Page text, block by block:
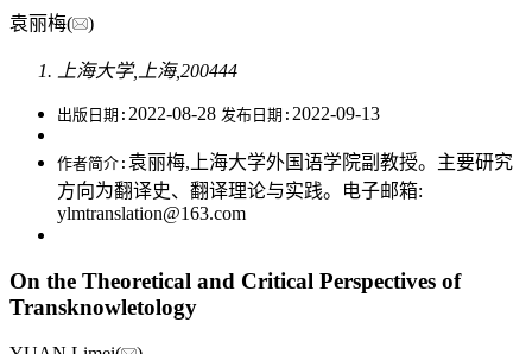
袁丽梅( )
上海大学,上海,200444
出版日期: 2022-08-28 发布日期: 2022-09-13
作者简介: 袁丽梅,上海大学外国语学院副教授。主要研究
方向为翻译史、翻译理论与实践。电子邮箱:
ylmtranslation@163.com
On the Theoretical and Critical Perspectives of
Transknowletology